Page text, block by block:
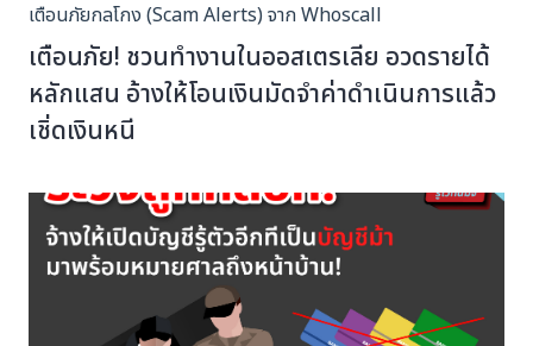
เตือนภัยกลโกง (Scam Alerts) จาก Whoscall
เตือนภัย! ชวนทำงานในออสเตรเลีย อวดรายได้
หลักแสน อ้างให้โอนเงินมัดจำค่าดำเนินการแล้ว
เชิ่ดเงินหนี